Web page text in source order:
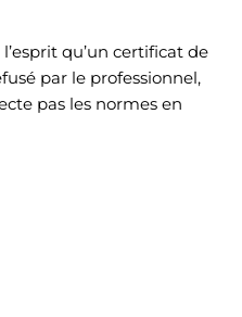
qu’un certificat de
par le professionnel,
pas les normes en